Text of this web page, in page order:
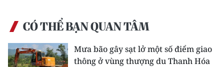
CÓ THỂ BẠN QUAN TÂM
Mưa bão gây sạt lở một số điểm giao
thông ở vùng thượng du Thanh Hóa